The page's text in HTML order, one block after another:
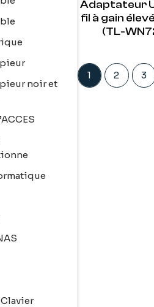
noir et
Adaptateur
fil à gain
(TL-
1 2 3